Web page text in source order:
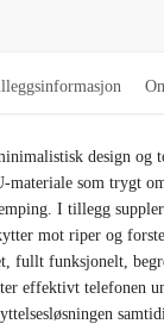
design og
som trygt
I tillegg
mot riper og
fullt funksjonelt,
effektivt telefonen